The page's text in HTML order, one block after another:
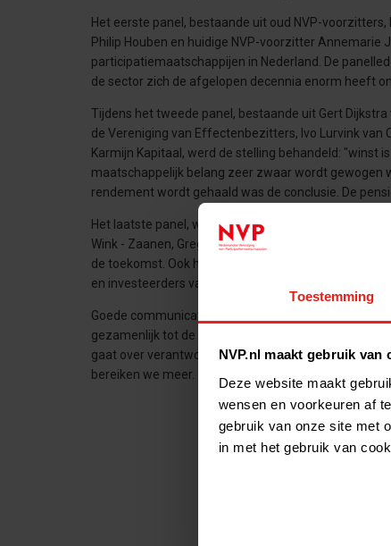
Toestemming
NVP.nl maakt gebruik van
Deze website maakt
wensen en voorkeuren af
gebruik van onze site met
in met het gebruik van
Het eerste panel, bestaande uit oud NVP-
Philip Houben en huidige NVP-voorzitter
participatiemaatschappijen in Nederland. De
de sector zich de afgelopen decennia enorm heeft
Tijdens het tweede panel, bestaande uit Gert
de Vereniging van Effectenbezitters, Ivo Lurvink van
Karmijn Kapitaal, werd de stelling behandeld: "winst
maatschappelijk belang zeer zwaar wordt gewogen
rendement wordt gehaald was de conclusie. De
Het laatste panel, waarin jonge investeerders Renee
Wink - Zaanen, Gregor Rossen en Marco van Vliet
de toekomst. Ook hier werd het belang van impact
en investeerders van de toekomst focussen op beiden.
Goede communicatie liep als een rode draad door
gezamenlijk tot de conclusie dat we als sector
gaat over verantwoord investeren, diversiteit of het
bereiken we meer.